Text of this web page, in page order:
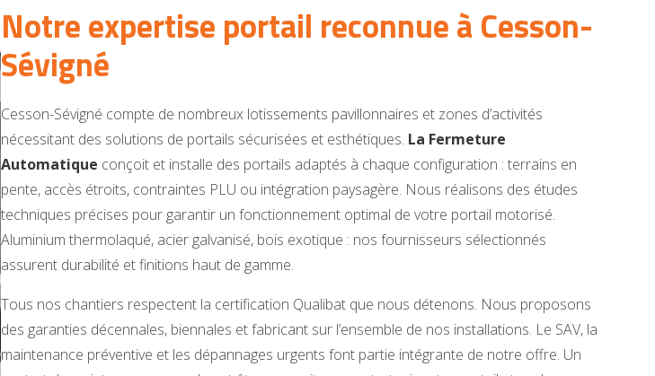
Notre expertise portail reconnue à Cesson-
Sévigné
Cesson-Sévigné compte de nombreux lotissements pavillonnaires et zones d’activités
nécessitant des solutions de portails sécurisées et esthétiques. La Fermeture
Automatique conçoit et installe des portails adaptés à chaque configuration : terrains en
pente, accès étroits, contraintes PLU ou intégration paysagère. Nous réalisons des études
techniques précises pour garantir un fonctionnement optimal de votre portail motorisé.
Aluminium thermolaqué, acier galvanisé, bois exotique : nos fournisseurs sélectionnés
assurent durabilité et finitions haut de gamme.
Tous nos chantiers respectent la certification Qualibat que nous détenons. Nous proposons
des garanties décennales, biennales et fabricant sur l’ensemble de nos installations. Le SAV, la
maintenance préventive et les dépannages urgents font partie intégrante de notre offre. Un